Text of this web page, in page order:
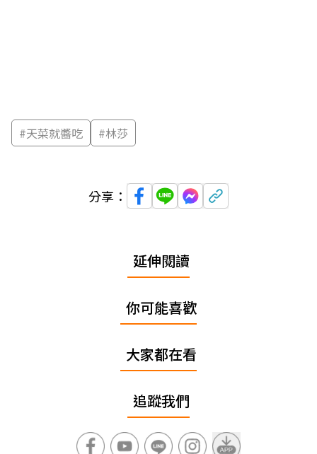
#天菜就醬吃 #林莎
分享：
延伸閱讀
你可能喜歡
大家都在看
追蹤我們